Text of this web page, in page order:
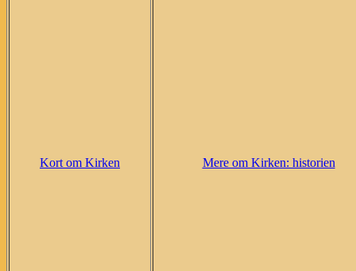
Kort om Kirken Mere om Kirken: historien